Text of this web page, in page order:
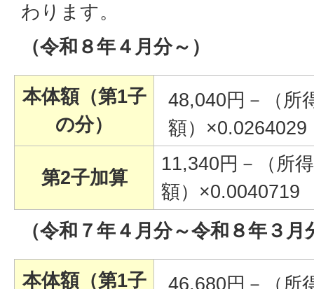
わります。
（令和８年４月分～）
本体額（第1子
の分）
48,040円－（所
額）×0.0264029
第2子加算
11,340円－（所
額）×0.0040719
（令和７年４月分～令和８年３月
本体額（第1子
46,680円－（所